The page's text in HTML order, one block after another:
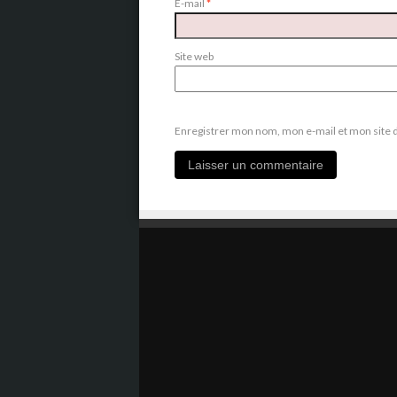
E-mail *
Site web
Enregistrer mon nom, mon e-mail et mon site